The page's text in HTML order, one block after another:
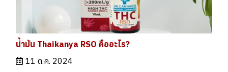
น้ำมัน Thaikanya RSO คืออะไร?
11 ต.ค. 2024